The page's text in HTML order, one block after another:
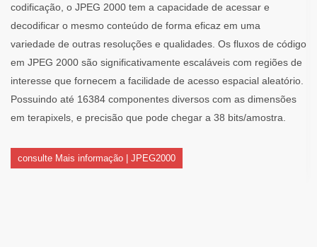
codificação, o JPEG 2000 tem a capacidade de acessar e
decodificar o mesmo conteúdo de forma eficaz em uma
variedade de outras resoluções e qualidades. Os fluxos de código
em JPEG 2000 são significativamente escaláveis ​​com regiões de
interesse que fornecem a facilidade de acesso espacial aleatório.
Possuindo até 16384 componentes diversos com as dimensões
em terapixels, e precisão que pode chegar a 38 bits/amostra.
consulte Mais informação | JPEG2000